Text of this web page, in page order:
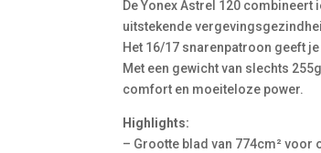
De Yonex Astrel 120
uitstekende
Het 16/17 snarenpatroon geeft
Met een gewicht van slechts
comfort en moeiteloze power.
Highlights:
– Grootte blad van 774cm²